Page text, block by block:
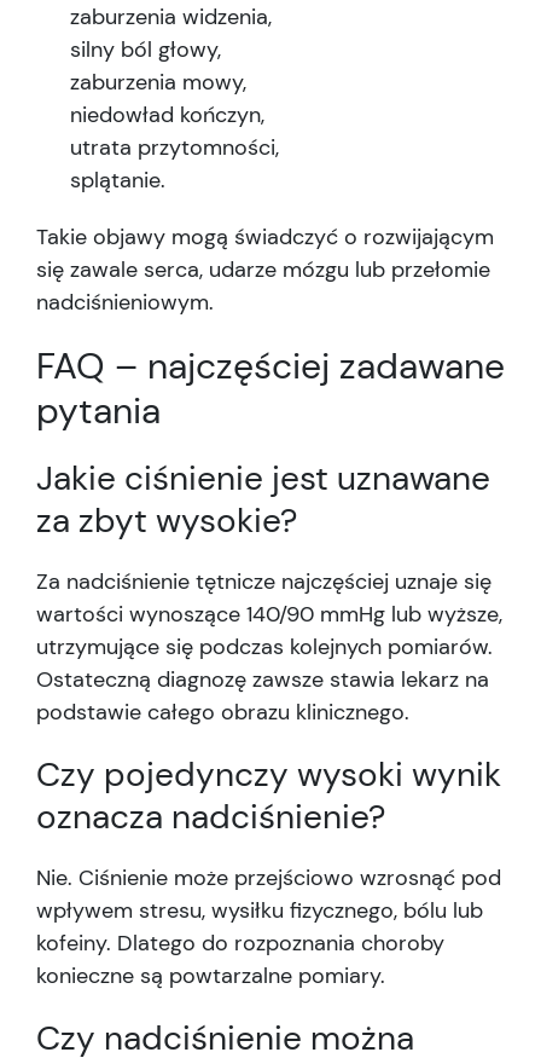
zaburzenia widzenia,
silny ból głowy,
zaburzenia mowy,
niedowład kończyn,
utrata przytomności,
splątanie.
Takie objawy mogą świadczyć o rozwijającym
się zawale serca, udarze mózgu lub przełomie
nadciśnieniowym.
FAQ – najczęściej zadawane
pytania
Jakie ciśnienie jest uznawane
za zbyt wysokie?
Za nadciśnienie tętnicze najczęściej uznaje się
wartości wynoszące 140/90 mmHg lub wyższe,
utrzymujące się podczas kolejnych pomiarów.
Ostateczną diagnozę zawsze stawia lekarz na
podstawie całego obrazu klinicznego.
Czy pojedynczy wysoki wynik
oznacza nadciśnienie?
Nie. Ciśnienie może przejściowo wzrosnąć pod
wpływem stresu, wysiłku fizycznego, bólu lub
kofeiny. Dlatego do rozpoznania choroby
konieczne są powtarzalne pomiary.
Czy nadciśnienie można